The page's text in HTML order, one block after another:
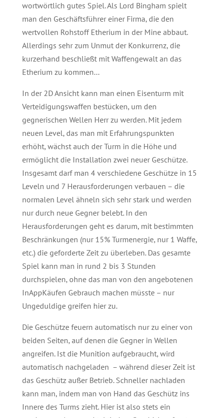
wortwörtlich gutes Spiel. Als Lord Bingham spielt
man den Geschäftsführer einer Firma, die den
wertvollen Rohstoff Etherium in der Mine abbaut.
Allerdings sehr zum Unmut der Konkurrenz, die
kurzerhand beschließt mit Waffengewalt an das
Etherium zu kommen…
In der 2D Ansicht kann man einen Eisenturm mit
Verteidigungswaffen bestücken, um den
gegnerischen Wellen Herr zu werden. Mit jedem
neuen Level, das man mit Erfahrungspunkten
erhöht, wächst auch der Turm in die Höhe und
ermöglicht die Installation zwei neuer Geschütze.
Insgesamt darf man 4 verschiedene Geschütze in 15
Leveln und 7 Herausforderungen verbauen – die
normalen Level ähneln sich sehr stark und werden
nur durch neue Gegner belebt. In den
Herausforderungen geht es darum, mit bestimmten
Beschränkungen (nur 15% Turmenergie, nur 1 Waffe,
etc.) die geforderte Zeit zu überleben. Das gesamte
Spiel kann man in rund 2 bis 3 Stunden
durchspielen, ohne das man von den angebotenen
InAppKäufen Gebrauch machen müsste – nur
Ungeduldige greifen hier zu.
Die Geschütze feuern automatisch nur zu einer von
beiden Seiten, auf denen die Gegner in Wellen
angreifen. Ist die Munition aufgebraucht, wird
automatisch nachgeladen – während dieser Zeit ist
das Geschütz außer Betrieb. Schneller nachladen
kann man, indem man von Hand das Geschütz ins
Innere des Turms zieht. Hier ist also stets ein